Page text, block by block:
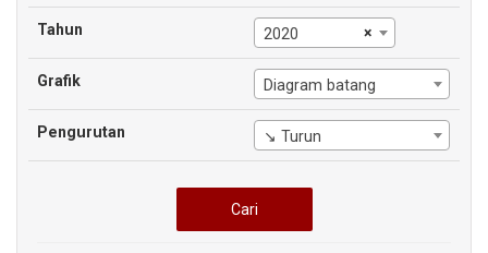
Tahun ×
2020
Grafik Diagram batang
Pengurutan ↘ Turun